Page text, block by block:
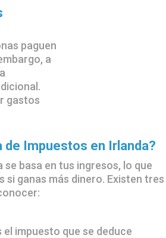
paguen
a
gastos
de Impuestos en Irlanda?
basa en tus ingresos, lo que
si ganas más dinero. Existen tres
el impuesto que se deduce